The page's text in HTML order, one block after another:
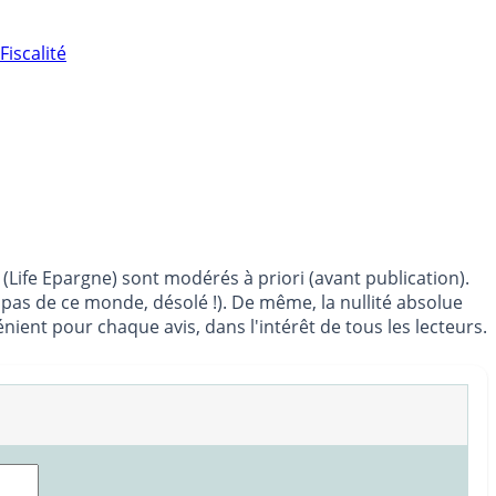
Epargne) sont modérés à priori (avant publication).
de ce monde, désolé !). De même, la nullité absolue
pour chaque avis, dans l'intérêt de tous les lecteurs.